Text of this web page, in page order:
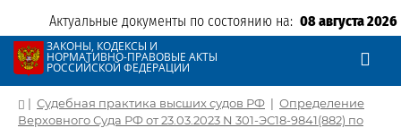
Актуальные документы по состоянию на: 08 августа 2026
ЗАКОНЫ, КОДЕКСЫ И
НОРМАТИВНО-ПРАВОВЫЕ АКТЫ
РОССИЙСКОЙ ФЕДЕРАЦИИ
| Судебная практика высших судов РФ | Определение
Верховного Суда РФ от 23.03.2023 N 301-ЭС18-9841(882) по